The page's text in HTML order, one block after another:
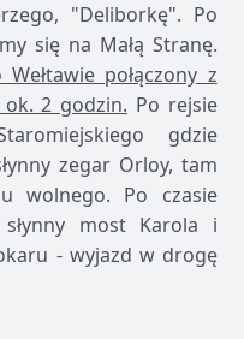
"Deliborkę". Po
się na Małą Stranę.
połączony z
2 godzin. Po rejsie
gdzie
zegar Orloy, tam
wolnego. Po czasie
most Karola i
- wyjazd w drogę